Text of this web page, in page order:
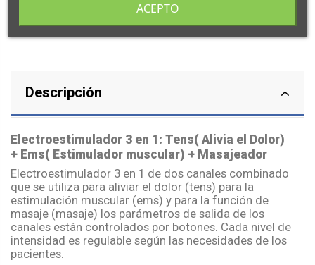
Descripción
Electroestimulador 3 en 1: Tens( Alivia el Dolor)
+ Ems( Estimulador muscular) + Masajeador
Electroestimulador 3 en 1 de dos canales combinado
que se utiliza para aliviar el dolor (tens) para la
estimulación muscular (ems) y para la función de
masaje (masaje) los parámetros de salida de los
canales están controlados por botones. Cada nivel de
intensidad es regulable según las necesidades de los
pacientes.
ACEPTO